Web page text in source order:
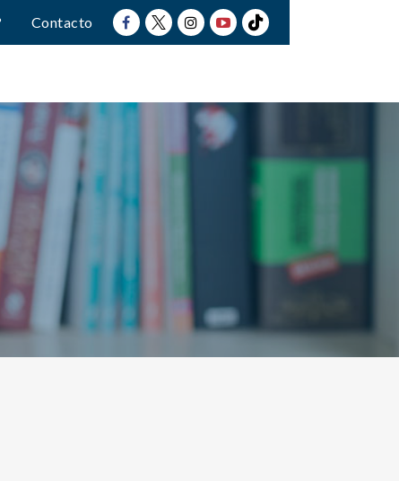
Contacto